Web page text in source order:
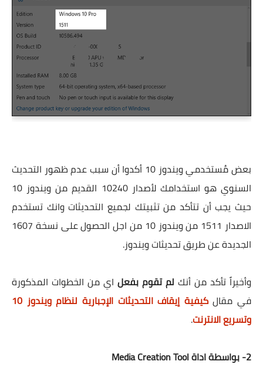
بعض مُستخدمي ويندوز 10 أكدوا أن سبب عدم ظهور التحديث
السنوي هو استخدامك لأصدار 10240 القديم من ويندوز 10
حيث يجب أن تتأكد من تثبيتك لجميع التحديثات وانك تستخدم
الاصدار 1511 من ويندوز 10 من اجل الحصول على نسخة 1607
الجديدة عن طريق تحديثات ويندوز.
وأخيراً تأكد من أنك لم تقوم بفعل اي من الخطوات المذكورة
في مقال
كيفية إيقاف التحديثات الإجبارية لنظام ويندوز 10
وتسريع الانترنت.
2- بواسطة اداة Media Creation Tool